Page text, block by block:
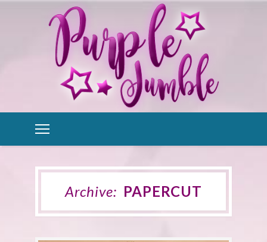
Archive: PAPERCUT